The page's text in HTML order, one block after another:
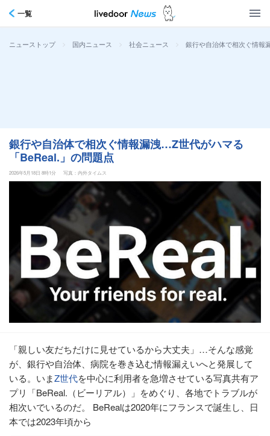
一覧
ニューストップ > 国内ニュース > 社会ニュース > 銀行や自治体で相次ぐ情報
銀行や自治体で相次ぐ情報漏洩…Z世代がハマる
「BeReal.」の問題点
2026年5月18日 8時1分 写真：内外タイムス
「親しい友だちだけに見せているから大丈夫」…そんな感覚
が、銀行や自治体、病院を巻き込む情報漏えいへと発展して
いる。いまZ世代を中心に利用者を急増させている写真共有ア
プリ「BeReal.（ビーリアル）」をめぐり、各地でトラブルが
相次いでいるのだ。 BeRealは2020年にフランスで誕生し、日
本では2023年頃から